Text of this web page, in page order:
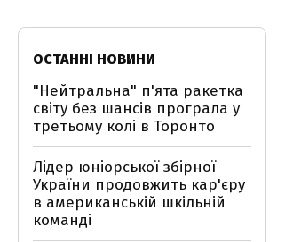
ОСТАННІ НОВИНИ
"Нейтральна" п'ята ракетка
світу без шансів програла у
третьому колі в Торонто
Лідер юніорської збірної
України продовжить кар'єру
в американській шкільній
команді